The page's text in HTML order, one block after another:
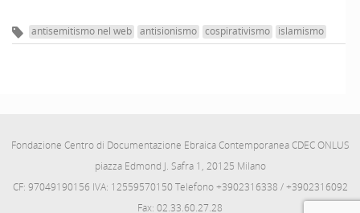
antisemitismo nel web antisionismo cospirativismo islamismo
Fondazione Centro di Documentazione Ebraica Contemporanea CDEC ONLUS
piazza Edmond J. Safra 1, 20125 Milano
CF: 97049190156 IVA: 12559570150 Telefono +3902316338 / +3902316092
Fax: 02.33.60.27.28